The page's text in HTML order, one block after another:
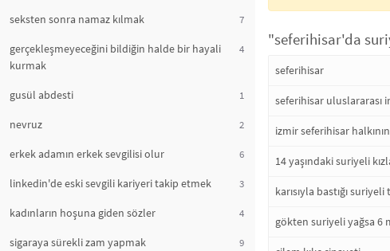
seksten sonra namaz kılmak 7
gerçekleşmeyeceğini bildiğin halde bir hayali
kurmak
4
gusül abdesti 1
nevruz 2
erkek adamın erkek sevgilisi olur 6
linkedin'de eski sevgili kariyeri takip etmek 3
kadınların hoşuna giden sözler 4
sigaraya sürekli zam yapmak 9
"seferihisar'da
seferihisar
seferihisar uluslararası
izmir seferihisar
14 yaşındaki suriyeli
karısıyla bastığı
gökten suriyeli yağsa 6